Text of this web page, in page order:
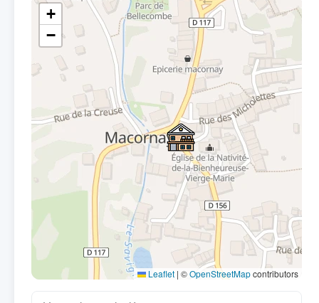
+
−
Leaflet | ©OpenStreetMapcontributors